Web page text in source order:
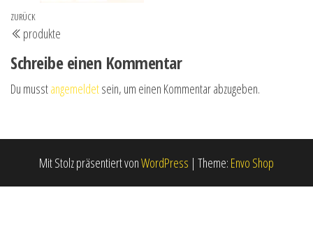
Beitrags-
Navigation
Vorheriger
Beitrag
ZURÜCK
produkte
Schreibe einen Kommentar
Du musstangemeldetsein, um einen Kommentar abzugeben.
Mit Stolz präsentiert vonWordPress | Theme: Envo Shop